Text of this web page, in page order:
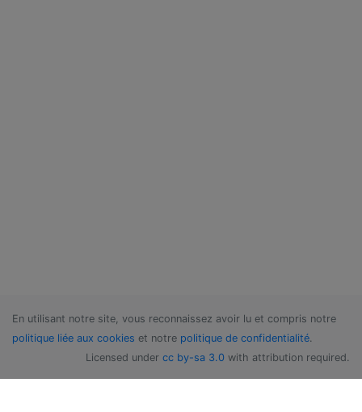
En utilisant notre site, vous reconnaissez avoir lu et compris notre
politique liée aux cookies et notre politique de confidentialité.
Licensed under cc by-sa 3.0 with attribution required.